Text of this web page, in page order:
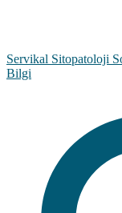
Servikal Sitopatoloji
Bilgi